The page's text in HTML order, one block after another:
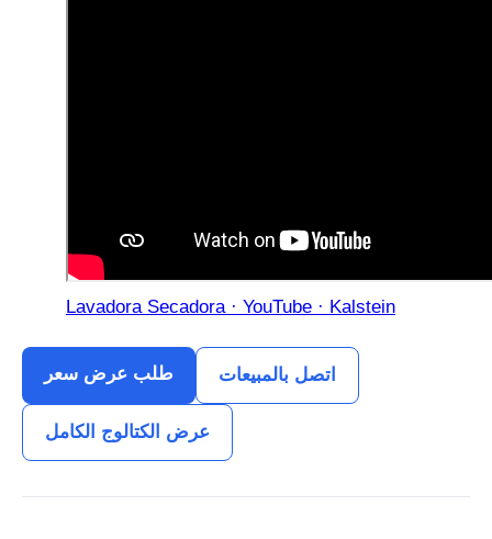
Lavadora Secadora · YouTube · Kalstein
طلب عرض سعر اتصل بالمبيعات
عرض الكتالوج الكامل